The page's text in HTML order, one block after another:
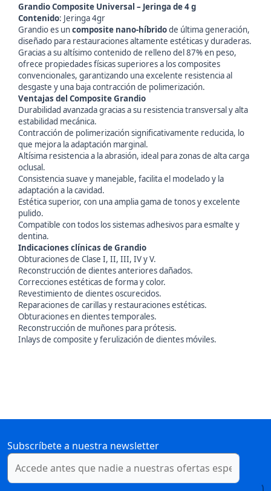
Grandio Composite Universal – Jeringa de 4 g
Contenido: Jeringa 4gr
Grandio es uncomposite nano-híbridode última generación,
diseñado para restauraciones altamente estéticas y duraderas.
Gracias a su altísimo contenido de relleno del 87% en peso,
ofrece propiedades físicas superiores a los composites
convencionales, garantizando una excelente resistencia al
desgaste y una baja contracción de polimerización.
Ventajas del Composite Grandio
Durabilidad avanzada gracias a su resistencia transversal y alta
estabilidad mecánica.
Contracción de polimerización significativamente reducida, lo
que mejora la adaptación marginal.
Altísima resistencia a la abrasión, ideal para zonas de alta carga
oclusal.
Consistencia suave y manejable, facilita el modelado y la
adaptación a la cavidad.
Estética superior, con una amplia gama de tonos y excelente
pulido.
Compatible con todos los sistemas adhesivos para esmalte y
dentina.
Indicaciones clínicas de Grandio
Obturaciones de Clase I, II, III, IV y V.
Reconstrucción de dientes anteriores dañados.
Correcciones estéticas de forma y color.
Revestimiento de dientes oscurecidos.
Reparaciones de carillas y restauraciones estéticas.
Obturaciones en dientes temporales.
Reconstrucción de muñones para prótesis.
Inlays de composite y ferulización de dientes móviles.
Subscríbete a nuestra newsletter